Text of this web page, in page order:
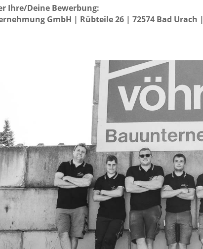
Ihre/Deine Bewerbung:
GmbH | Rübteile 26 | 72574 Bad Urach |